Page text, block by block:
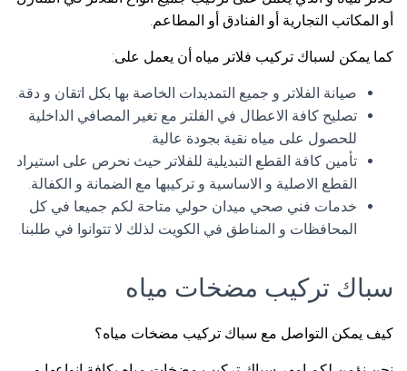
أو المكاتب التجارية أو الفنادق أو المطاعم.
كما يمكن لسباك تركيب فلاتر مياه أن يعمل على:
صيانة الفلاتر و جميع التمديدات الخاصة بها بكل اتقان و دقة.
تصليح كافة الاعطال في الفلتر مع تغير المصافي الداخلية
للحصول على مياه نقية بجودة عالية.
تأمين كافة القطع التبديلية للفلاتر حيث نحرص على استيراد
القطع الاصلية و الاساسية و تركيبها مع الضمانة و الكفالة.
خدمات فني صحي ميدان حولي متاحة لكم جميعا في كل
المحافظات و المناطق في الكويت لذلك لا تتوانوا في طلبنا.
سباك تركيب مضخات مياه
كيف يمكن التواصل مع سباك تركيب مضخات مياه؟